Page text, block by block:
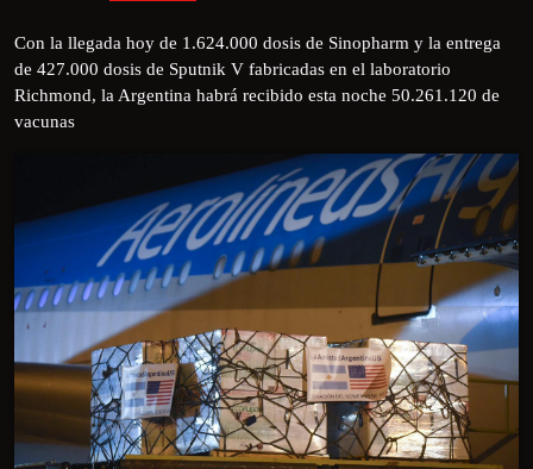
Con la llegada hoy de 1.624.000 dosis de Sinopharm y la entrega
de 427.000 dosis de Sputnik V fabricadas en el laboratorio
Richmond, la Argentina habrá recibido esta noche 50.261.120 de
vacunas